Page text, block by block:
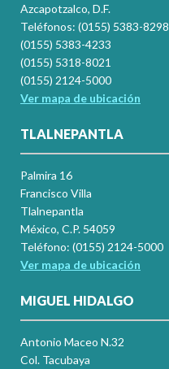
Azcapotzalco, D.F.
Teléfonos: (0155) 5383-8298
(0155) 5383-4233
(0155) 5318-8021
(0155) 2124-5000
Ver mapa de ubicación
TLALNEPANTLA
Palmira 16
Francisco Villa
Tlalnepantla
México, C.P. 54059
Teléfono: (0155) 2124-5000
Ver mapa de ubicación
MIGUEL HIDALGO
Antonio Maceo N.32
Col. Tacubaya